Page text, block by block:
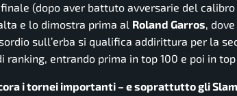
(dopo aver battuto avversarie del calibro
e lo dimostra prima al Roland Garros,
sull’erba si qualifica addirittura per la
entrando prima in top 100 e poi in
i tornei importanti – e soprattutto gli